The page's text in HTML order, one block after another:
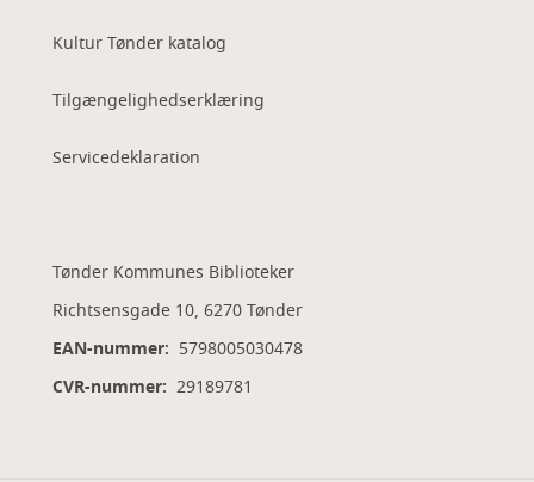
Kultur Tønder katalog
Tilgængelighedserklæring
Servicedeklaration
Tønder Kommunes Biblioteker
Richtsensgade 10, 6270 Tønder
EAN-nummer: 5798005030478
CVR-nummer: 29189781